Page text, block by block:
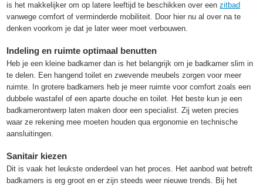
is het makkelijker om op latere leeftijd te beschikken over eenzitbad
vanwege comfort of verminderde mobiliteit. Door hier nu al over na te
denken voorkom je dat je later weer moet verbouwen.
Indeling en ruimte optimaal benutten
Heb je een kleine badkamer dan is het belangrijk om je badkamer slim in
te delen. Een hangend toilet en zwevende meubels zorgen voor meer
ruimte. In grotere badkamers heb je meer ruimte voor comfort zoals een
dubbele wastafel of een aparte douche en toilet. Het beste kun je een
badkamerontwerp laten maken door een specialist. Zij weten precies
waar ze rekening mee moeten houden qua ergonomie en technische
aansluitingen.
Sanitair kiezen
Dit is vaak het leukste onderdeel van het proces. Het aanbod wat betreft
badkamers is erg groot en er zijn steeds weer nieuwe trends. Bij het